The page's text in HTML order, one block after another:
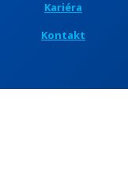
Kariéra
Kontakt